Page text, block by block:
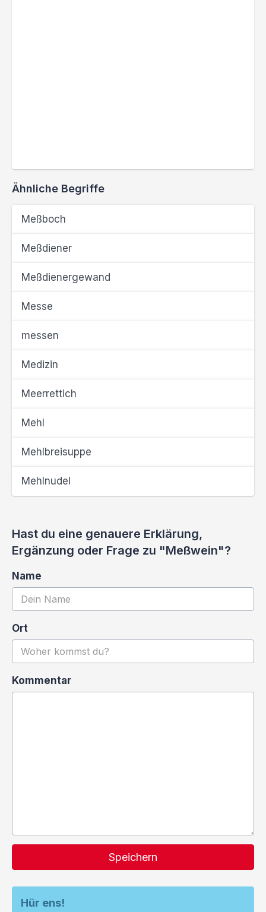
Ähnliche Begriffe
Meßboch
Meßdiener
Meßdienergewand
Messe
messen
Medizin
Meerrettich
Mehl
Mehlbreisuppe
Mehlnudel
Hast du eine genauere Erklärung,
Ergänzung oder Frage zu "Meßwein"?
Name
Ort
Kommentar
Speichern
Hür ens!